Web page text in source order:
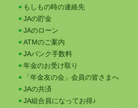
もしもの時の連絡先
JAの貯金
JAのローン
ATMのご案内
JAバンク手数料
年金のお受け取り
「年金友の会」会員の皆さまへ
JAの共済
JA組合員になってお得♪